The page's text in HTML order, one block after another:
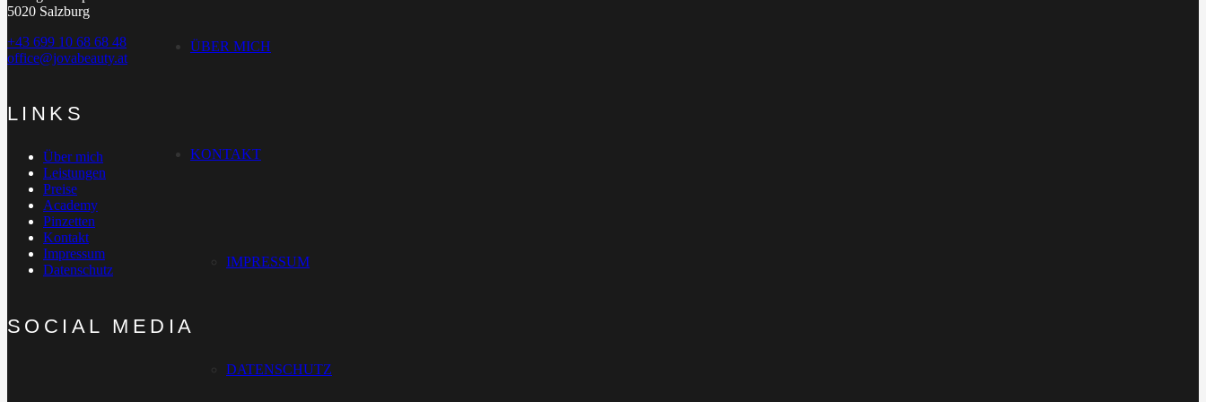
ÜBER MICH
KONTAKT
IMPRESSUM
DATENSCHUTZ
5020 Salzburg
+43 699 10 68 68 48
office@jovabeauty.at
LINKS
Über mich
Leistungen
Preise
Academy
Pinzetten
Kontakt
Impressum
Datenschutz
SOCIAL MEDIA